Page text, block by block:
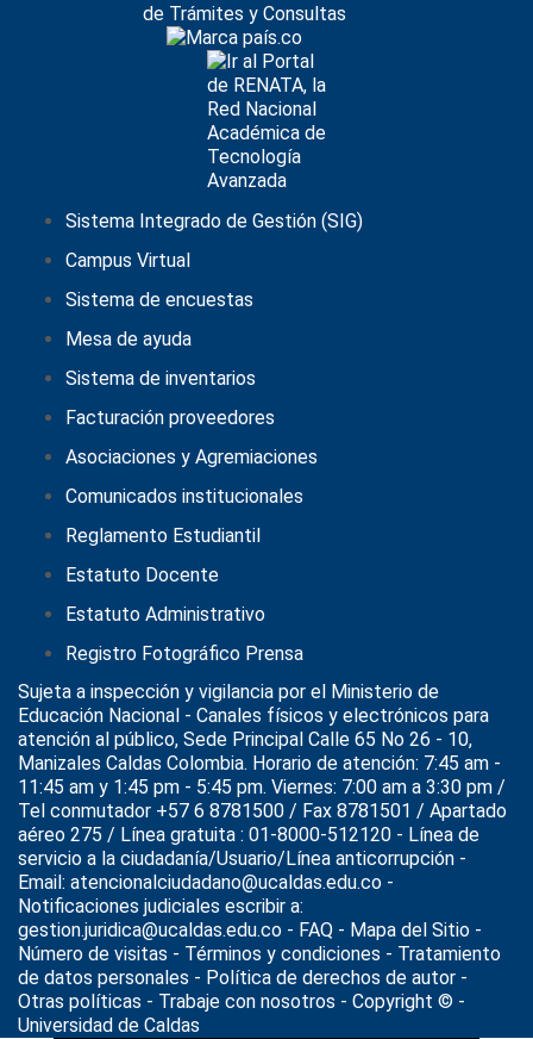
Sistema Integrado de Gestión (SIG)
Campus Virtual
Sistema de encuestas
Mesa de ayuda
Sistema de inventarios
Facturación proveedores
Asociaciones y Agremiaciones
Comunicados institucionales
Reglamento Estudiantil
Estatuto Docente
Estatuto Administrativo
Registro Fotográfico Prensa
Sujeta a inspección y vigilancia por el Ministerio de
Educación Nacional - Canales físicos y electrónicos para
atención al público, Sede Principal Calle 65 No 26 - 10,
Manizales Caldas Colombia. Horario de atención: 7:45 am -
11:45 am y 1:45 pm - 5:45 pm. Viernes: 7:00 am a 3:30 pm /
Tel conmutador +57 6 8781500 / Fax 8781501 / Apartado
aéreo 275 / Línea gratuita : 01-8000-512120 - Línea de
servicio a la ciudadanía/Usuario/Línea anticorrupción -
Email: atencionalciudadano@ucaldas.edu.co -
Notificaciones judiciales escribir a:
gestion.juridica@ucaldas.edu.co - FAQ - Mapa del Sitio -
Número de visitas - Términos y condiciones - Tratamiento
de datos personales - Política de derechos de autor -
Otras políticas - Trabaje con nosotros - Copyright © -
Universidad de Caldas